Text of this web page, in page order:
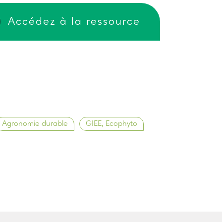
Accédez à la ressource
Agronomie durable GIEE, Ecophyto